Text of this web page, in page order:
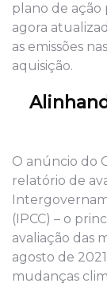
plano de ação
agora
as emissões
aquisição.
O anúncio do
relatório de
(IPCC) – o
avaliação das
agosto de
mudanças